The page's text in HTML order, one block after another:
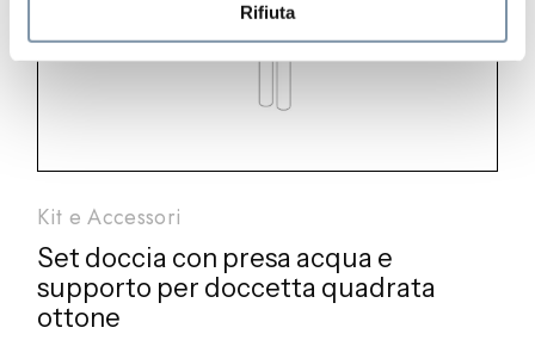
Rifiuta
Kit e Accessori
Set doccia con presa acqua e
supporto per doccetta quadrata
ottone